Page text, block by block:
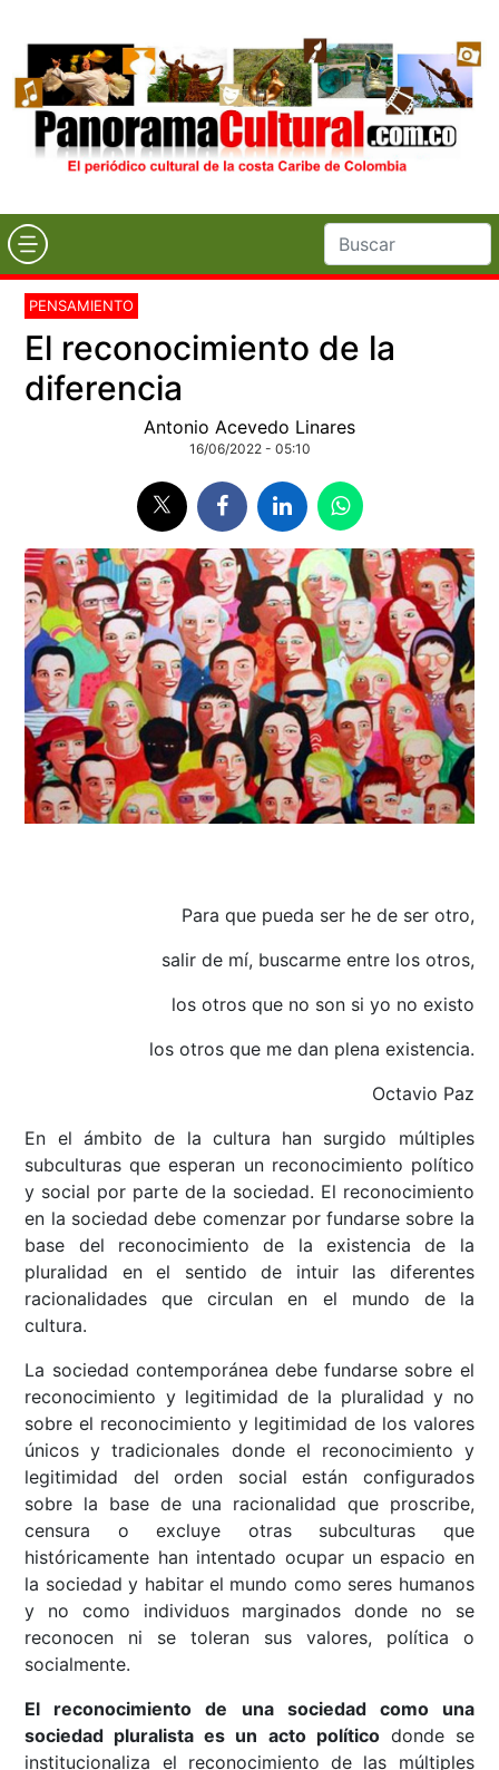
PENSAMIENTO
El reconocimiento de la
diferencia
Antonio Acevedo Linares
16/06/2022 - 05:10
Para que pueda ser he de ser otro,
salir de mí, buscarme entre los otros,
los otros que no son si yo no existo
los otros que me dan plena existencia.
Octavio Paz
En el ámbito de la cultura han surgido múltiples
subculturas que esperan un reconocimiento político
y social por parte de la sociedad. El reconocimiento
en la sociedad debe comenzar por fundarse sobre la
base del reconocimiento de la existencia de la
pluralidad en el sentido de intuir las diferentes
racionalidades que circulan en el mundo de la
cultura.
La sociedad contemporánea debe fundarse sobre el
reconocimiento y legitimidad de la pluralidad y no
sobre el reconocimiento y legitimidad de los valores
únicos y tradicionales donde el reconocimiento y
legitimidad del orden social están configurados
sobre la base de una racionalidad que proscribe,
censura o excluye otras subculturas que
históricamente han intentado ocupar un espacio en
la sociedad y habitar el mundo como seres humanos
y no como individuos marginados donde no se
reconocen ni se toleran sus valores, política o
socialmente.
El reconocimiento de una sociedad como una
sociedad pluralista es un acto políticodonde se
institucionaliza el reconocimiento de las múltiples